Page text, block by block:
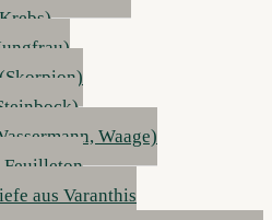
Waage)
Feuilleton
aus Varanthis